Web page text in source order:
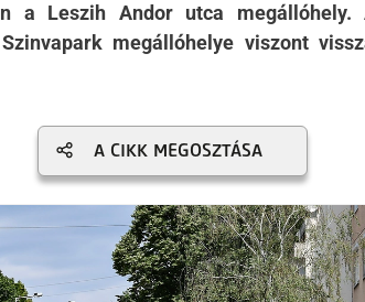
a Leszih Andor utca megállóhely.
megállóhelye viszont
A CIKK MEGOSZTÁSA